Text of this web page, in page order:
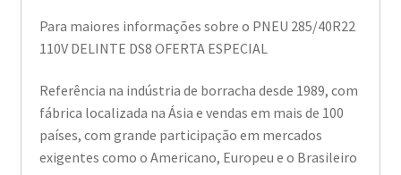
Para maiores informações sobre o PNEU 285/40R22
110V DELINTE DS8 OFERTA ESPECIAL
Referência na indústria de borracha desde 1989, com
fábrica localizada na Ásia e vendas em mais de 100
países, com grande participação em mercados
exigentes como o Americano, Europeu e o Brasileiro